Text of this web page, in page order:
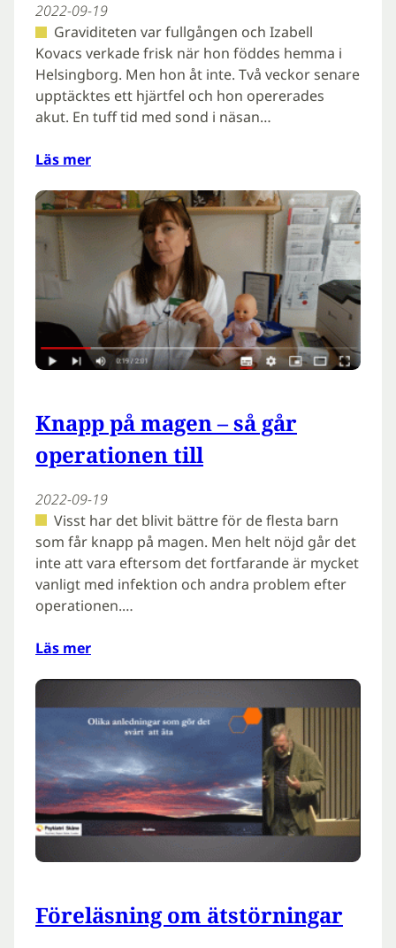
2022-09-19
Graviditeten var fullgången och Izabell
Kovacs verkade frisk när hon föddes hemma i
Helsingborg. Men hon åt inte. Två veckor senare
upptäcktes ett hjärtfel och hon opererades
akut. En tuff tid med sond i näsan…
Läs mer
Knapp på magen – så går
operationen till
2022-09-19
Visst har det blivit bättre för de flesta barn
som får knapp på magen. Men helt nöjd går det
inte att vara eftersom det fortfarande är mycket
vanligt med infektion och andra problem efter
operationen.…
Läs mer
Föreläsning om ätstörningar